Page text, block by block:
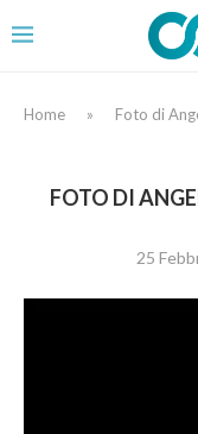
Home » Foto di
FOTO DI
25